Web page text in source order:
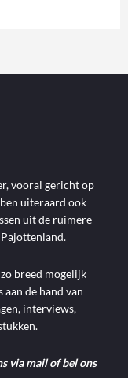
vooral gericht op
uiteraard ook
uit de ruimere
breed mogelijk
de hand van
interviews,
via mail of bel ons